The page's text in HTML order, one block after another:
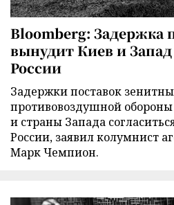
Bloomberg: Задержка
вынудит Киев и
России
Задержки поставок
противовоздушной
и страны Запада
России, заявил колумнист
Марк Чемпион.